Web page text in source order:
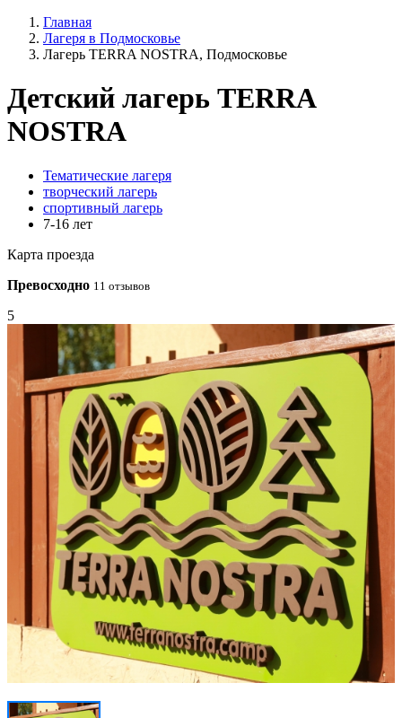
Главная
Лагеря в Подмосковье
Лагерь TERRA NOSTRA, Подмосковье
Детский лагерь TERRA
NOSTRA
Тематические лагеря
творческий лагерь
спортивный лагерь
7-16 лет
Карта проезда
Превосходно 11 отзывов
5